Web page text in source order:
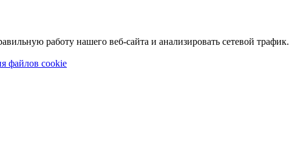
работу нашего веб-сайта и анализировать сетевой трафик.
файлов cookie